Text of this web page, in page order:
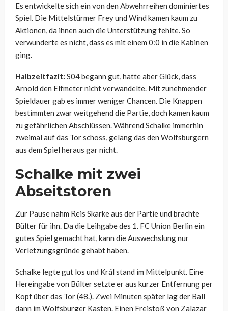
Es entwickelte sich ein von den Abwehrreihen dominiertes
Spiel. Die Mittelstürmer Frey und Wind kamen kaum zu
Aktionen, da ihnen auch die Unterstützung fehlte. So
verwunderte es nicht, dass es mit einem 0:0 in die Kabinen
ging.
Halbzeitfazit: S04 begann gut, hatte aber Glück, dass
Arnold den Elfmeter nicht verwandelte. Mit zunehmender
Spieldauer gab es immer weniger Chancen. Die Knappen
bestimmten zwar weitgehend die Partie, doch kamen kaum
zu gefährlichen Abschlüssen. Während Schalke immerhin
zweimal auf das Tor schoss, gelang das den Wolfsburgern
aus dem Spiel heraus gar nicht.
Schalke mit zwei
Abseitstoren
Zur Pause nahm Reis Skarke aus der Partie und brachte
Bülter für ihn. Da die Leihgabe des 1. FC Union Berlin ein
gutes Spiel gemacht hat, kann die Auswechslung nur
Verletzungsgründe gehabt haben.
Schalke legte gut los und Král stand im Mittelpunkt. Eine
Hereingabe von Bülter setzte er aus kurzer Entfernung per
Kopf über das Tor (48.). Zwei Minuten später lag der Ball
dann im Wolfsburger Kasten. Einen Freistoß von Zalazar